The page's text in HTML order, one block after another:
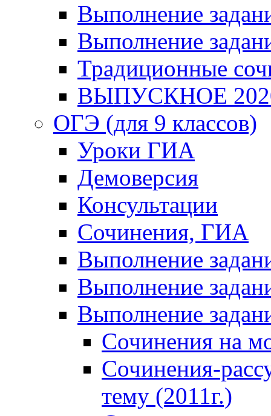
Выполнение
Выполнение
Традиционные
ВЫПУСКНОЕ
ОГЭ (для 9 классов)
Уроки ГИА
Демоверсия
Консультации
Сочинения, ГИА
Выполнение
Выполнение
Выполнение
Сочинения на
Сочинения-
тему (2011г.)